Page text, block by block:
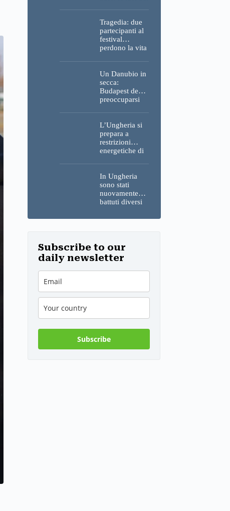
Buda e della
Cittadella
verranno
spente
Tragedia: due
partecipanti al
festival
perdono la vita
Ungheria
Un Danubio in
secca:
Budapest deve
preoccuparsi
mento idrico?
Un esperto
mette in luce
un fatto
L’Ungheria si
prepara a
restrizioni
energetiche di
nucleare di
Paks potrebbe
chiudere
questo fine
In Ungheria
sono stati
nuovamente
battuti diversi
caldo; buone
all’approvvigio
namento di
acqua potabile
Subscribe to our
daily newsletter
Subscribe